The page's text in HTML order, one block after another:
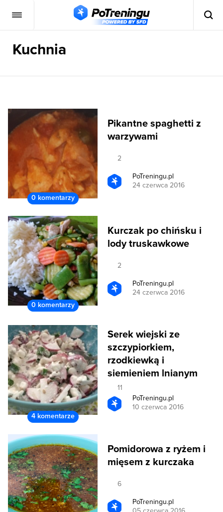
Kuchnia
0 komentarzy
Pikantne spaghetti z
warzywami
2
PoTreningu.pl
24 czerwca 2016
0 komentarzy
Kurczak po chińsku i
lody truskawkowe
2
PoTreningu.pl
24 czerwca 2016
4 komentarze
Serek wiejski ze
szczypiorkiem,
rzodkiewką i
siemieniem lnianym
11
PoTreningu.pl
10 czerwca 2016
Pomidorowa z ryżem i
mięsem z kurczaka
6
PoTreningu.pl